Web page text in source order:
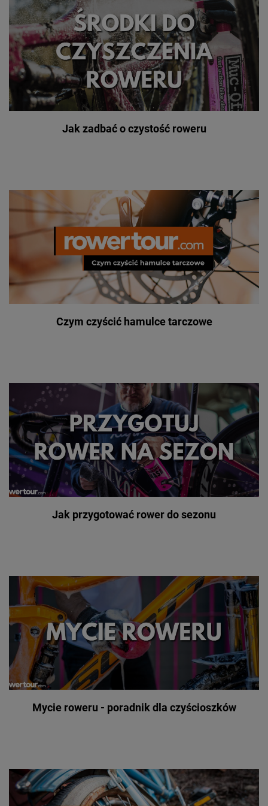
Jak zadbać o czystość roweru
Czym czyścić hamulce tarczowe
Jak przygotować rower do sezonu
Mycie roweru - poradnik dla czyścioszków